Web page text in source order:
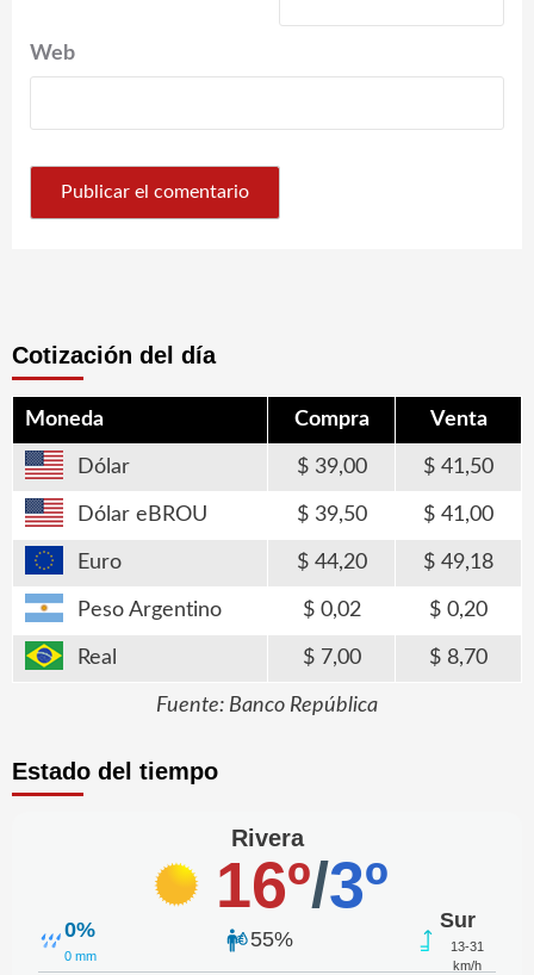
Web
Cotización del día
Moneda Compra Venta
Dólar 39,00 41,50
Dólar eBROU 39,50 41,00
Euro 44,20 49,18
Peso Argentino 0,02 0,20
Real 7,00 8,70
Fuente: Banco República
Estado del tiempo
Rivera
16º/3º
0%
0 mm
55%
Sur
13-31
km/h